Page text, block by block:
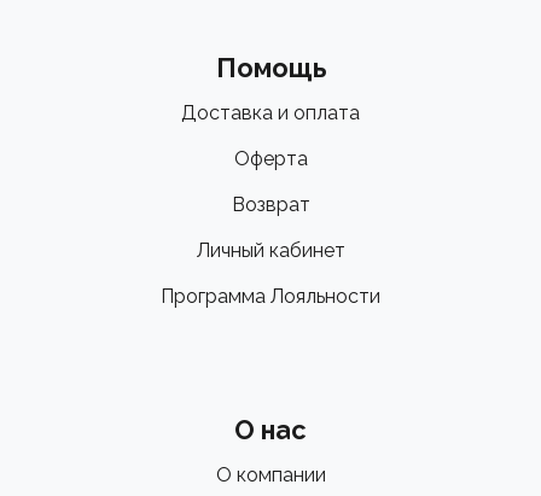
Помощь
Доставка и оплата
Оферта
Возврат
Личный кабинет
Программа Лояльности
О нас
О компании